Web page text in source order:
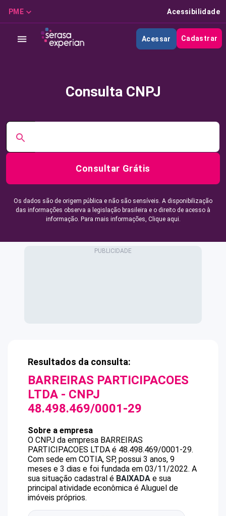
PME Acessibilidade
Acessar Cadastrar
Consulta CNPJ
Consultar Grátis
Os dados são de origem pública e não são sensíveis. A disponibilização
das informações observa a legislação brasileira e o direito de acesso à
informação. Para mais informações, Clique aqui.
Resultados da consulta:
BARREIRAS PARTICIPACOES
LTDA - CNPJ
48.498.469/0001-29
Sobre a empresa
O CNPJ da empresa BARREIRAS
PARTICIPACOES LTDA é 48.498.469/0001-29.
Com sede em COTIA, SP, possui 3 anos, 9
meses e 3 dias e foi fundada em 03/11/2022. A
sua situação cadastral é BAIXADA e sua
principal atividade econômica é Aluguel de
imóveis próprios.